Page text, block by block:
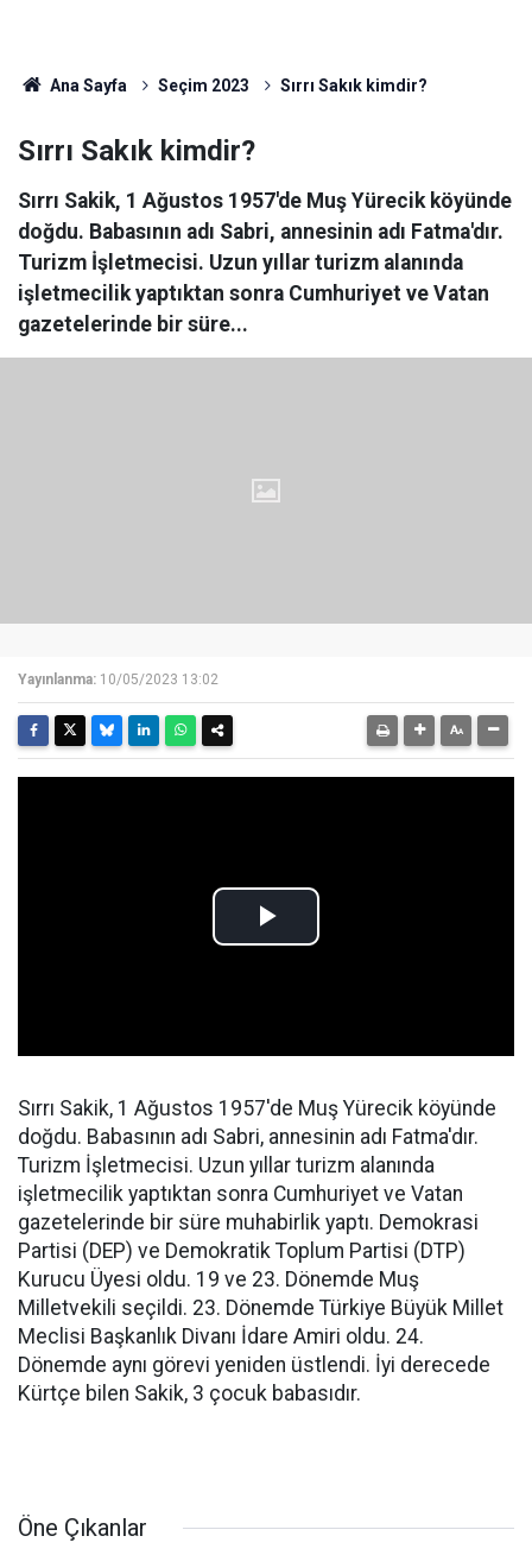
Ana Sayfa Seçim 2023 Sırrı Sakık kimdir?
Sırrı Sakık kimdir?
Sırrı Sakik, 1 Ağustos 1957'de Muş Yürecik köyünde
doğdu. Babasının adı Sabri, annesinin adı Fatma'dır.
Turizm İşletmecisi. Uzun yıllar turizm alanında
işletmecilik yaptıktan sonra Cumhuriyet ve Vatan
gazetelerinde bir süre...
Yayınlanma: 10/05/2023 13:02
Sırrı Sakik, 1 Ağustos 1957'de Muş Yürecik köyünde
doğdu. Babasının adı Sabri, annesinin adı Fatma'dır.
Turizm İşletmecisi. Uzun yıllar turizm alanında
işletmecilik yaptıktan sonra Cumhuriyet ve Vatan
gazetelerinde bir süre muhabirlik yaptı. Demokrasi
Partisi (DEP) ve Demokratik Toplum Partisi (DTP)
Kurucu Üyesi oldu. 19 ve 23. Dönemde Muş
Milletvekili seçildi. 23. Dönemde Türkiye Büyük Millet
Meclisi Başkanlık Divanı İdare Amiri oldu. 24.
Dönemde aynı görevi yeniden üstlendi. İyi derecede
Kürtçe bilen Sakik, 3 çocuk babasıdır.
Öne Çıkanlar